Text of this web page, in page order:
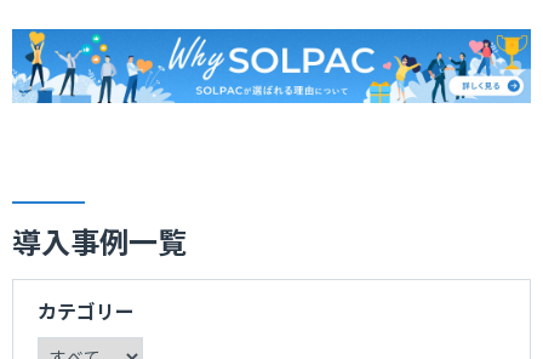
導入事例一覧
カテゴリー